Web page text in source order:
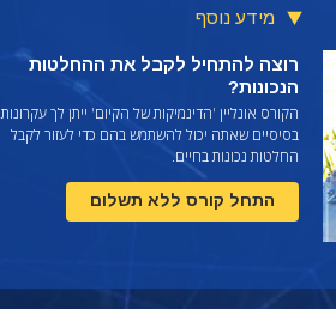
מידע נוסף
רוצה להתחיל לקבל את ההחלטות
הנכונות?
הקורס אונליין 'הדינמיקות של הקיום' ייתן לך עקרונות
בסיסיים שאתה יכול להשתמש בהם כדי לעזור לקבל
החלטות נכונות בחיים.
התחל קורס ללא תשלום